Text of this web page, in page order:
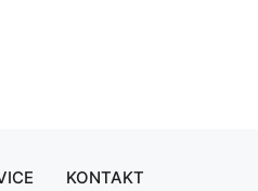
KONTAKT